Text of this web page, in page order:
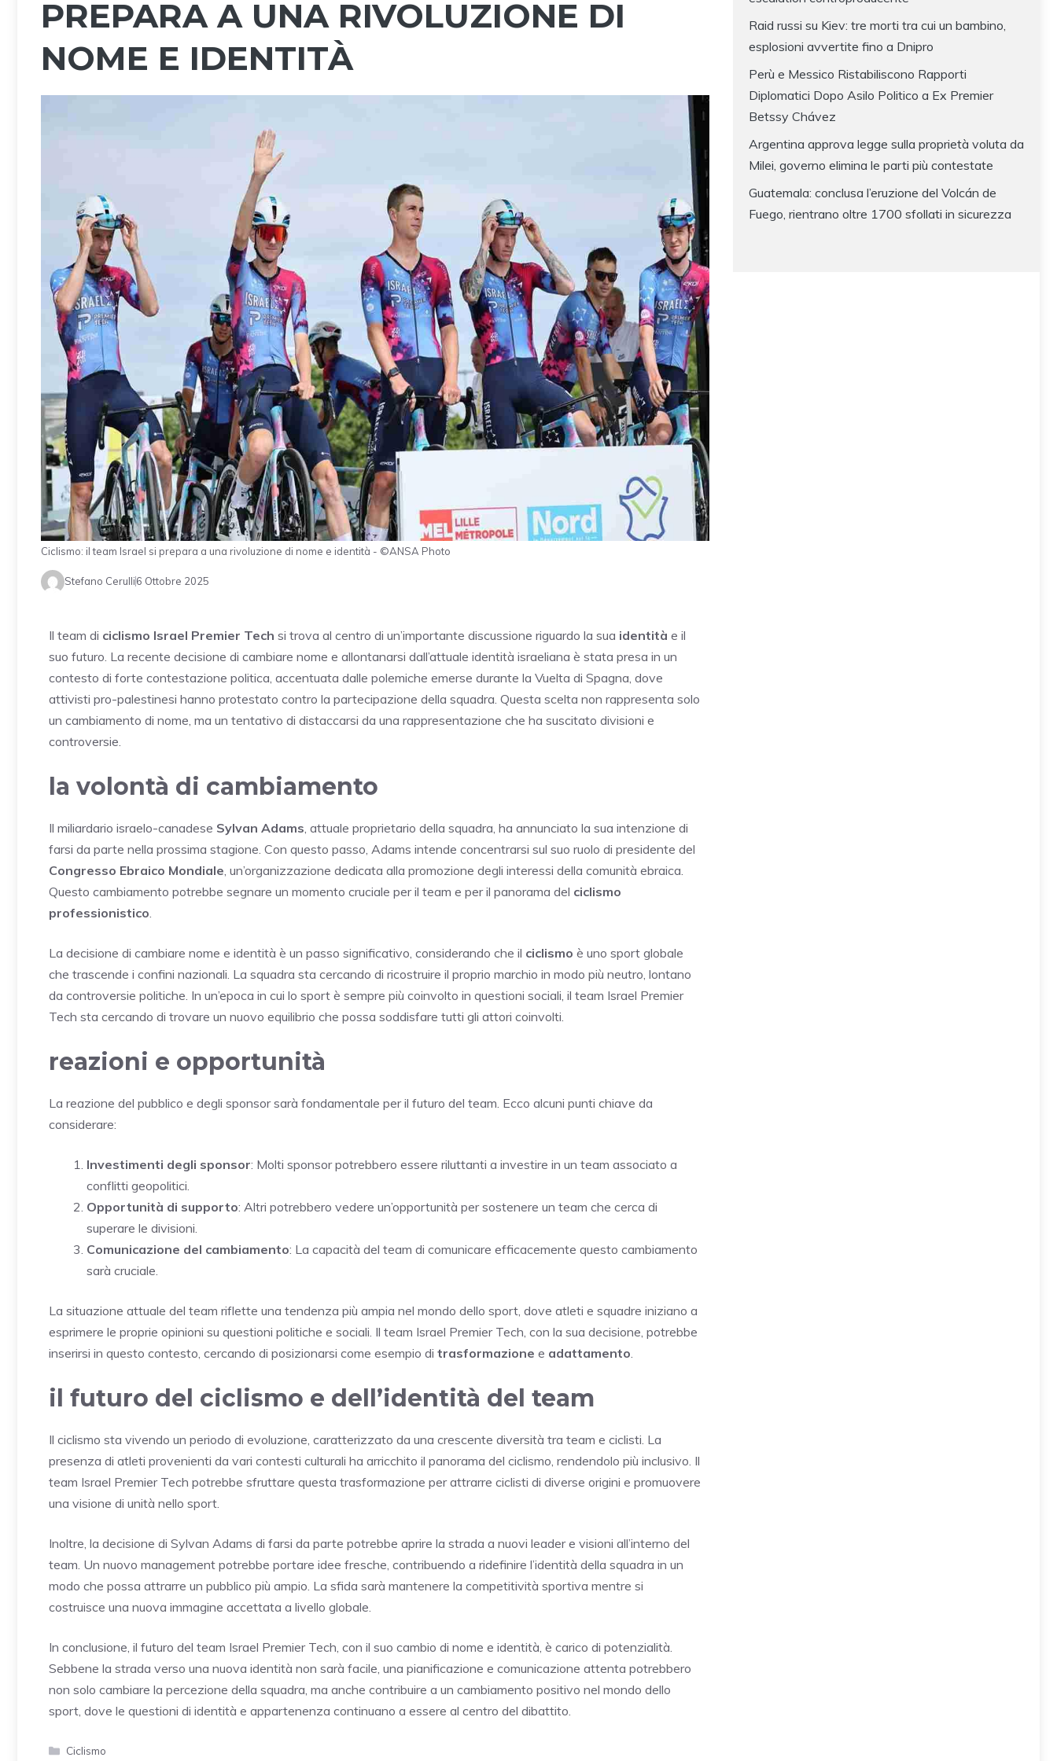
PREPARA A UNA RIVOLUZIONE DI
NOME E IDENTITÀ
Ciclismo: il team Israel si prepara a una rivoluzione di nome e identità - ©ANSA Photo
Stefano Cerulli6 Ottobre 2025
Il team di ciclismo Israel Premier Tech si trova al centro di un’importante discussione riguardo la sua identità e il
suo futuro. La recente decisione di cambiare nome e allontanarsi dall’attuale identità israeliana è stata presa in un
contesto di forte contestazione politica, accentuata dalle polemiche emerse durante la Vuelta di Spagna, dove
attivisti pro-palestinesi hanno protestato contro la partecipazione della squadra. Questa scelta non rappresenta solo
un cambiamento di nome, ma un tentativo di distaccarsi da una rappresentazione che ha suscitato divisioni e
controversie.
la volontà di cambiamento
Il miliardario israelo-canadese Sylvan Adams , attuale proprietario della squadra, ha annunciato la sua intenzione di
farsi da parte nella prossima stagione. Con questo passo, Adams intende concentrarsi sul suo ruolo di presidente del
Congresso Ebraico Mondiale , un’organizzazione dedicata alla promozione degli interessi della comunità ebraica.
Questo cambiamento potrebbe segnare un momento cruciale per il team e per il panorama del ciclismo
professionistico
La decisione di cambiare nome e identità è un passo significativo, considerando che il ciclismo è uno sport globale
che trascende i confini nazionali. La squadra sta cercando di ricostruire il proprio marchio in modo più neutro, lontano
da controversie politiche. In un’epoca in cui lo sport è sempre più coinvolto in questioni sociali, il team Israel Premier
Tech sta cercando di trovare un nuovo equilibrio che possa soddisfare tutti gli attori coinvolti.
reazioni e opportunità
La reazione del pubblico e degli sponsor sarà fondamentale per il futuro del team. Ecco alcuni punti chiave da
considerare:
Investimenti degli sponsor: Molti sponsor potrebbero essere riluttanti a investire in un team associato a
conflitti geopolitici.
Opportunità di supporto: Altri potrebbero vedere un’opportunità per sostenere un team che cerca di
superare le divisioni.
Comunicazione del cambiamento: La capacità del team di comunicare efficacemente questo cambiamento
sarà cruciale.
La situazione attuale del team riflette una tendenza più ampia nel mondo dello sport, dove atleti e squadre iniziano a
esprimere le proprie opinioni su questioni politiche e sociali. Il team Israel Premier Tech, con la sua decisione, potrebbe
inserirsi in questo contesto, cercando di posizionarsi come esempio di trasformazione e adattamento
il futuro del ciclismo e dell’identità del team
Il ciclismo sta vivendo un periodo di evoluzione, caratterizzato da una crescente diversità tra team e ciclisti. La
presenza di atleti provenienti da vari contesti culturali ha arricchito il panorama del ciclismo, rendendolo più inclusivo. Il
team Israel Premier Tech potrebbe sfruttare questa trasformazione per attrarre ciclisti di diverse origini e promuovere
una visione di unità nello sport.
Inoltre, la decisione di Sylvan Adams di farsi da parte potrebbe aprire la strada a nuovi leader e visioni all’interno del
team. Un nuovo management potrebbe portare idee fresche, contribuendo a ridefinire l’identità della squadra in un
modo che possa attrarre un pubblico più ampio. La sfida sarà mantenere la competitività sportiva mentre si
costruisce una nuova immagine accettata a livello globale.
In conclusione, il futuro del team Israel Premier Tech, con il suo cambio di nome e identità, è carico di potenzialità.
Sebbene la strada verso una nuova identità non sarà facile, una pianificazione e comunicazione attenta potrebbero
non solo cambiare la percezione della squadra, ma anche contribuire a un cambiamento positivo nel mondo dello
sport, dove le questioni di identità e appartenenza continuano a essere al centro del dibattito.
Categorie
Ciclismo
Raid russi su Kiev: tre morti tra cui un bambino,
esplosioni avvertite fino a Dnipro
Perù e Messico Ristabiliscono Rapporti
Diplomatici Dopo Asilo Politico a Ex Premier
Betssy Chávez
Argentina approva legge sulla proprietà voluta da
Milei, governo elimina le parti più contestate
Guatemala: conclusa l’eruzione del Volcán de
Fuego, rientrano oltre 1700 sfollati in sicurezza